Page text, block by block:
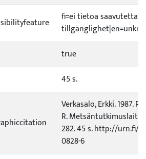
fi=ei tietoa
true
45 s.
Verkasalo, Erkki. 1987.
R.
282. 45 s. http://urn.fi/
0828-6